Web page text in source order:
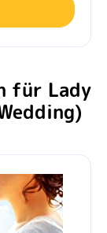
für Lady